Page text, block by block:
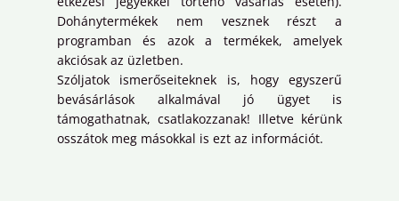
Dohánytermékek nem vesznek részt a
programban és azok a termékek, amelyek
akciósak az üzletben.
Szóljatok ismerőseiteknek is, hogy egyszerű
bevásárlások alkalmával jó ügyet is
támogathatnak, csatlakozzanak! Illetve kérünk
osszátok meg másokkal is ezt az információt.